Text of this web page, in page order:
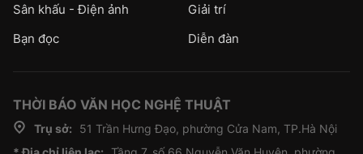
Sân khấu - Điện ảnh
Giải trí
Bạn đọc
Diễn đàn
THỜI BÁO VĂN HỌC NGHỆ THUẬT
Trụ sở:
51 Trần Hưng Đạo, phường Cửa Nam, TP.Hà Nội